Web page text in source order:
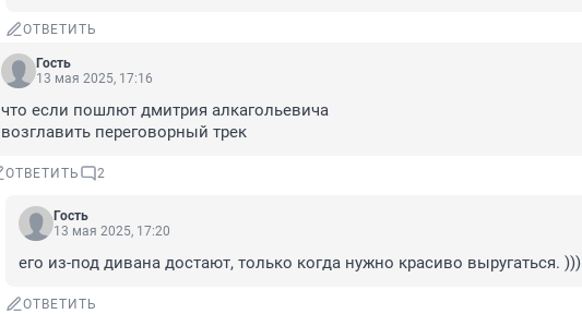
ОТВЕТИТЬ
Гость
13 мая 2025, 17:16
что если пошлют дмитрия алкагольевича
возглавить переговорный трек
ОТВЕТИТЬ 2
Гость
13 мая 2025, 17:20
его из-под дивана достают, только когда нужно красиво выругаться. )))
ОТВЕТИТЬ